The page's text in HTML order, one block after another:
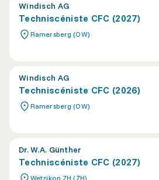
Windisch AG
Techniscéniste CFC (2027)
Ramersberg (OW)
Windisch AG
Techniscéniste CFC (2026)
Ramersberg (OW)
Dr. W.A. Günther
Techniscéniste CFC (2027)
Wetzikon ZH (ZH)